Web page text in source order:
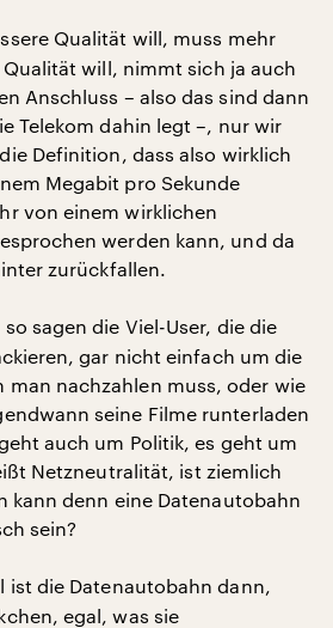
Qualität will, muss mehr
Qualität will, nimmt sich ja auch
Anschluss – also das sind dann
Telekom dahin legt –, nur wir
Definition, dass also wirklich
Megabit pro Sekunde
von einem wirklichen
werden kann, und da
zurückfallen.
so sagen die Viel-User, die die
gar nicht einfach um die
man nachzahlen muss, oder wie
seine Filme runterladen
auch um Politik, es geht um
Netzneutralität, ist ziemlich
kann denn eine Datenautobahn
sein?
ist die Datenautobahn dann,
egal, was sie